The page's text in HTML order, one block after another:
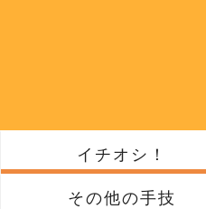
イチオシ！
その他の手技